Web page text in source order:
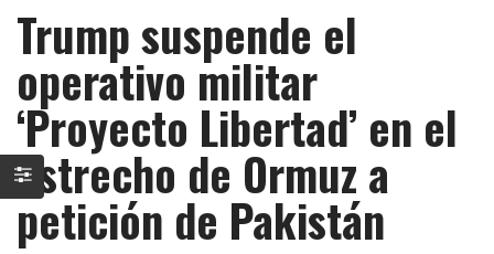
Trump suspende el
operativo militar
‘Proyecto Libertad’ en el
estrecho de Ormuz a
petición de Pakistán